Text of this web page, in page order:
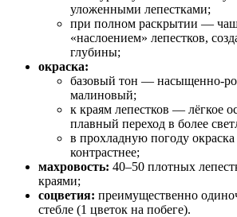
уложенными лепестками;
при полном раскрытии —
«наслоением» лепестков,
глубины;
окраска:
базовый тон —
малиновый;
к краям лепестков — лёгкое
плавный переход в более
в прохладную погоду окраска
контрастнее;
махровость: 40–50 плотных
краями;
соцветия: преимущественно
стебле (1 цветок на побеге).